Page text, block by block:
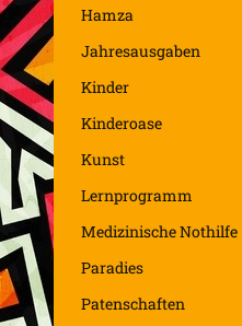
Hamza
Jahresausgaben
Kinder
Kinderoase
Kunst
Lernprogramm
Medizinische Nothilfe
Paradies
Patenschaften